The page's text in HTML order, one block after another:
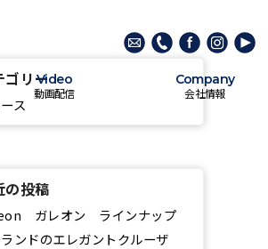
Video
動画配信
Company
会社情報
ゴリー
ス
の投稿
ガレオン ラインナップ
ンドのエレガントクルーザ